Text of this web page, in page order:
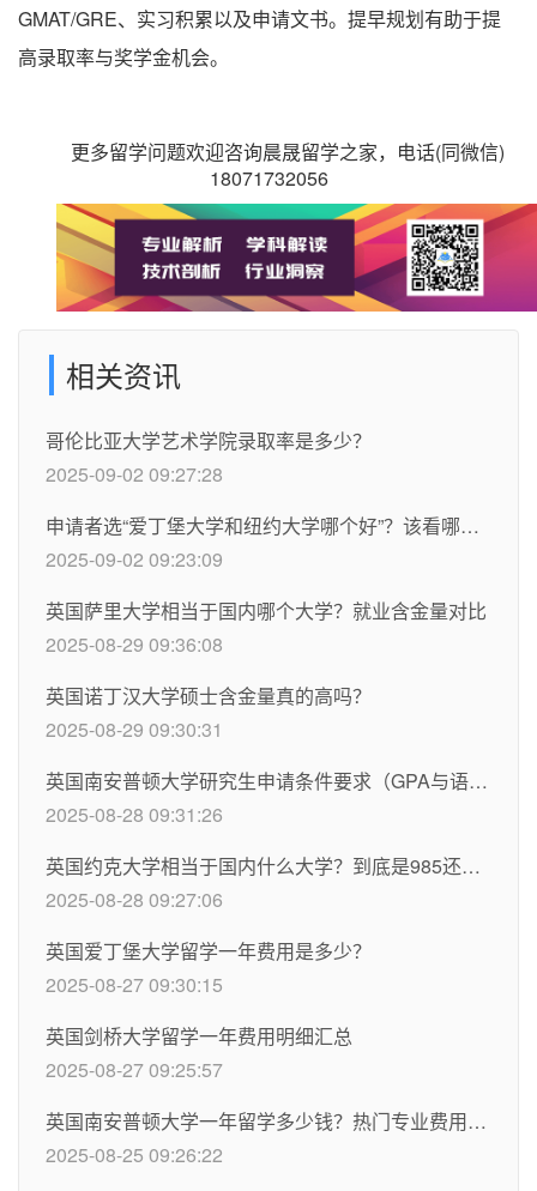
GMAT/GRE、实习积累以及申请文书。提早规划有助于提
高录取率与奖学金机会。
更多留学问题欢迎咨询晨晟留学之家，电话(同微信)
18071732056
相关资讯
哥伦比亚大学艺术学院录取率是多少？
2025-09-02 09:27:28
申请者选“爱丁堡大学和纽约大学哪个好”？该看哪些指标?
2025-09-02 09:23:09
英国萨里大学相当于国内哪个大学？就业含金量对比
2025-08-29 09:36:08
英国诺丁汉大学硕士含金量真的高吗？
2025-08-29 09:30:31
英国南安普顿大学研究生申请条件要求（GPA与语言）
2025-08-28 09:31:26
英国约克大学相当于国内什么大学？到底是985还是211？
2025-08-28 09:27:06
英国爱丁堡大学留学一年费用是多少？
2025-08-27 09:30:15
英国剑桥大学留学一年费用明细汇总
2025-08-27 09:25:57
英国南安普顿大学一年留学多少钱？热门专业费用对比
2025-08-25 09:26:22